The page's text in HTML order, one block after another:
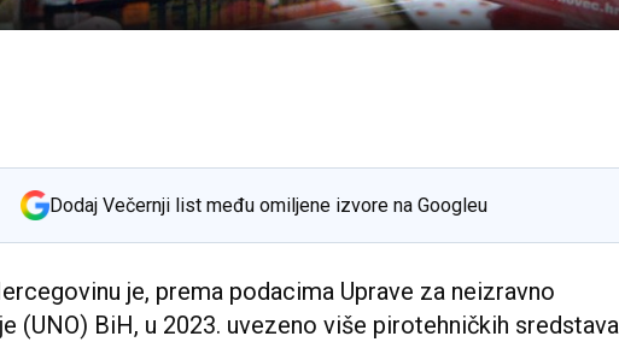
Dodaj Večernji list među omiljene izvore na Googleu
je, prema podacima Uprave za neizravno
(UNO) BiH, u 2023. uvezeno više pirotehničkih sredstava